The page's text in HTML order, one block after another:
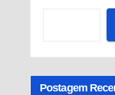
Postagem